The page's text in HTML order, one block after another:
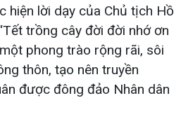
hiện lời dạy của Chủ tịch Hồ
trồng cây đời đời nhớ ơn
phong trào rộng rãi, sôi
thôn, tạo nên truyền
được đông đảo Nhân dân